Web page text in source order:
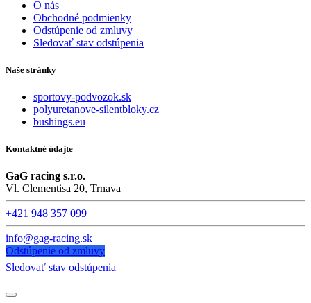
O nás
Obchodné podmienky
Odstúpenie od zmluvy
Sledovať stav odstúpenia
Naše stránky
sportovy-podvozok.sk
polyuretanove-silentbloky.cz
bushings.eu
Kontaktné údajte
GaG racing s.r.o.
Vl. Clementisa 20, Trnava
+421 948 357 099
info@gag-racing.sk
Odstúpenie od zmluvy
Sledovať stav odstúpenia